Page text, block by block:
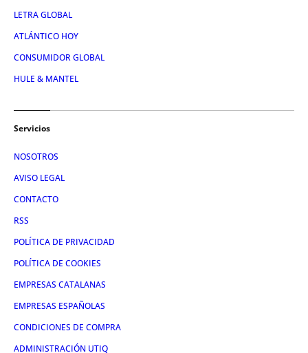
LETRA GLOBAL
ATLÁNTICO HOY
CONSUMIDOR GLOBAL
HULE & MANTEL
Servicios
NOSOTROS
AVISO LEGAL
CONTACTO
RSS
POLÍTICA DE PRIVACIDAD
POLÍTICA DE COOKIES
EMPRESAS CATALANAS
EMPRESAS ESPAÑOLAS
CONDICIONES DE COMPRA
ADMINISTRACIÓN UTIQ